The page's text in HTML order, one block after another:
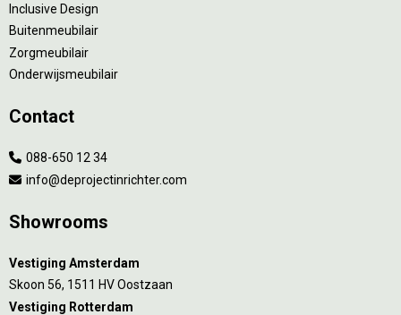
Inclusive Design
Buitenmeubilair
Zorgmeubilair
Onderwijsmeubilair
Contact
088-650 12 34
info@deprojectinrichter.com
Showrooms
Vestiging Amsterdam
Skoon 56, 1511 HV Oostzaan
Vestiging Rotterdam